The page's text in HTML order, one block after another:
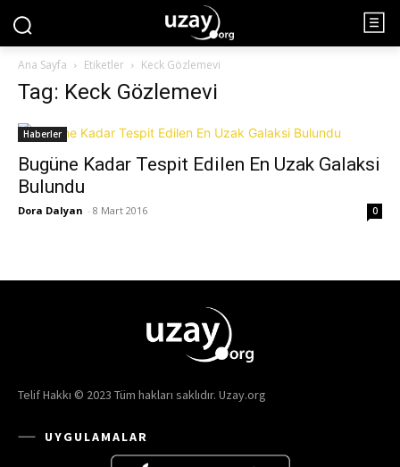
Ana Sayfa Etiketler Keck Gözlemevi
Tag: Keck Gözlemevi
Haberler
Bugüne Kadar Tespit Edilen En Uzak Galaksi
Bulundu
Dora Dalyan - 8 Mart 2016 0
Telif Hakkı © 2023 Tüm hakları saklıdır. Uzay.org
UYGULAMALAR